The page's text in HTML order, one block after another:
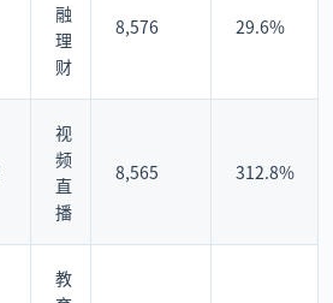
融
理
财
8,576 29.6%
视
频
直
播
8,565 312.8%
教